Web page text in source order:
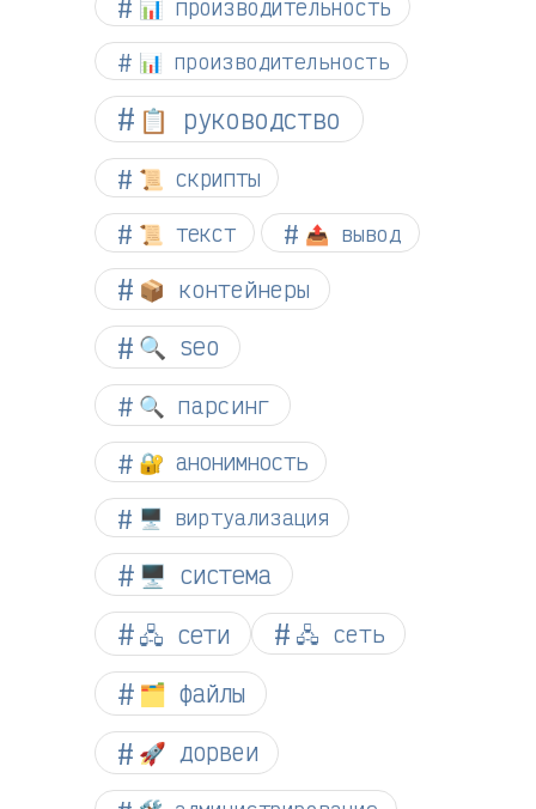
📊 производительность
📊 производительность
📋 руководство
📜 скрипты
📜 текст 📤 вывод
📦 контейнеры
🔍 seo
🔍 парсинг
🔐 анонимность
🖥️ виртуализация
🖥️ система
🖧 сети
🖧 сеть
🗂️ файлы
🚀 дорвеи